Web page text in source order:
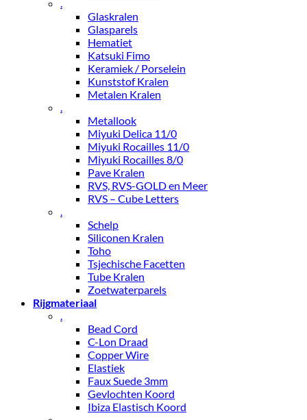
Glaskralen
Glasparels
Hematiet
Katsuki Fimo
Keramiek / Porselein
Kunststof Kralen
Metalen Kralen
Metallook
Miyuki Delica 11/0
Miyuki Rocailles 11/0
Miyuki Rocailles 8/0
Pave Kralen
RVS, RVS-GOLD en Meer
RVS – Cube Letters
Schelp
Siliconen Kralen
Toho
Tsjechische Facetten
Tube Kralen
Zoetwaterparels
Rijgmateriaal
Bead Cord
C-Lon Draad
Copper Wire
Elastiek
Faux Suede 3mm
Gevlochten Koord
Ibiza Elastisch Koord